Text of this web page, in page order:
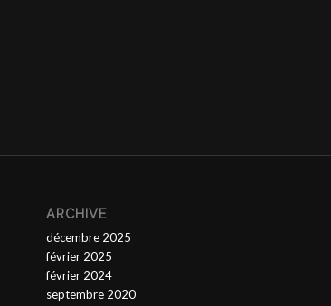
ARCHIVE
décembre 2025
février 2025
février 2024
septembre 2020